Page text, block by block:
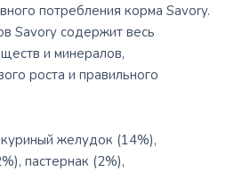
потребления корма Savory.
Savory содержит весь
и минералов,
роста и правильного
желудок (14%),
пастернак (2%),